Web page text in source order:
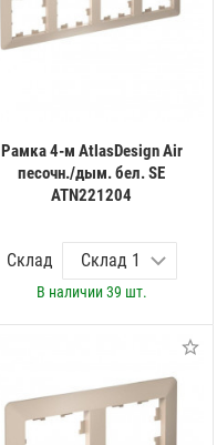
Рамка 4-м AtlasDesign Air
песочн./дым. бел. SE
ATN221204
Склад
В наличии39 шт.